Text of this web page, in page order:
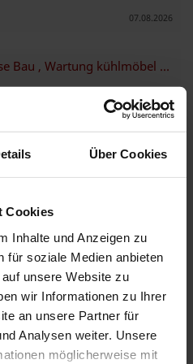
Über Cookies
Cookies
Inhalte und Anzeigen zu
für soziale Medien anbieten
unsere Website zu
wir Informationen zu Ihrer
an unsere Partner für
Analysen weiter. Unsere
möglicherweise mit
07.08.2026
Wir suchen Aufträge : Messe Bau , Wartung kühlmöbel und Montage
in Messe Bau stand Montage,
. Wartung kühlmöbel und kühlzelle ,
rund ums Haus und den Umzug
und Demontagearbeiten ..